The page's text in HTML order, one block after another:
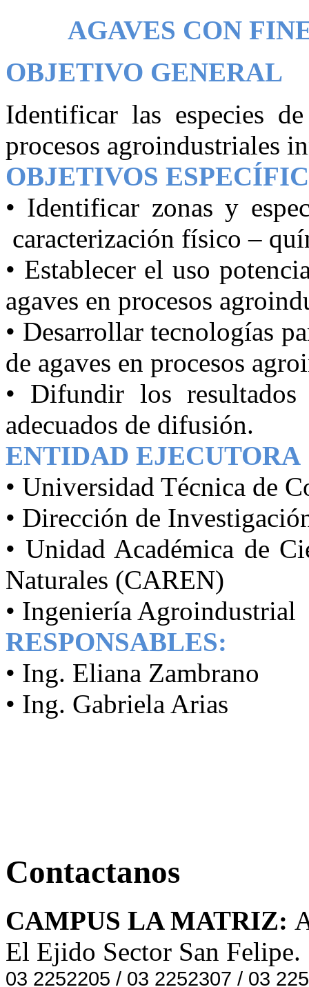
AGAVES CON
OBJETIVO GENERAL
Identificar las especies
procesos agroindustriales
OBJETIVOS
• Identificar zonas y
caracterización físico –
• Establecer el uso
agaves en procesos
• Desarrollar tecnologías
de agaves en procesos
• Difundir los resultados
adecuados de difusión.
ENTIDAD EJECUTORA
• Universidad Técnica de
• Dirección de
• Unidad Académica de
Naturales (CAREN)
• Ingeniería Agroindustrial
RESPONSABLES:
• Ing. Eliana Zambrano
• Ing. Gabriela Arias
Contactanos
CAMPUS LA MATRIZ:
El Ejido Sector San Felipe.
03 2252205 / 03 2252307 / 03